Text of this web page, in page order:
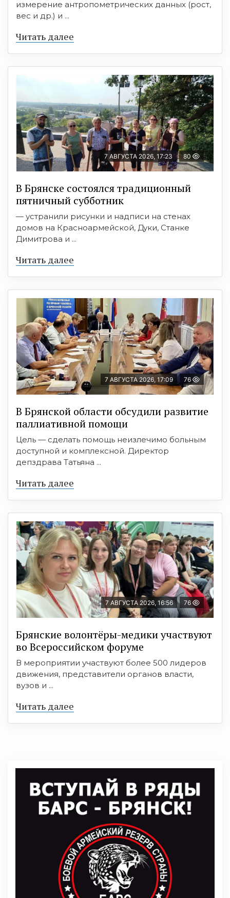
измерение антропометрических данных (рост,
вес и др.) и ...
Читать далее
7 АВГУСТА 2026, 17:23 80
В Брянске состоялся традиционный
пятничный субботник
— устранили рисунки и надписи на стенах
домов на Красноармейской, Дуки, Станке
Димитрова и ...
Читать далее
7 АВГУСТА 2026, 17:09 76
В Брянской области обсудили развитие
паллиативной помощи
Цель — сделать помощь неизлечимо больным
доступной и комплексной. Директор
депздрава Татьяна ...
Читать далее
7 АВГУСТА 2026, 16:56 76
Брянские волонтёры-медики участвуют
во Всероссийском форуме
В мероприятии участвуют более 500 лидеров
движения, представители органов власти,
вузов и ...
Читать далее